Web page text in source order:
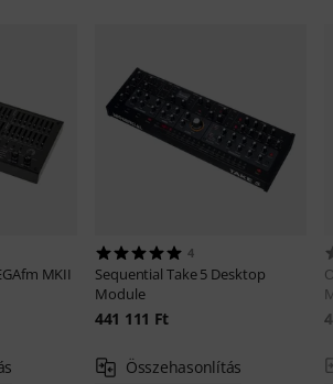
MKII
4
Sequential Take 5 Desktop
Module
441 111 Ft
Összehasonlítás